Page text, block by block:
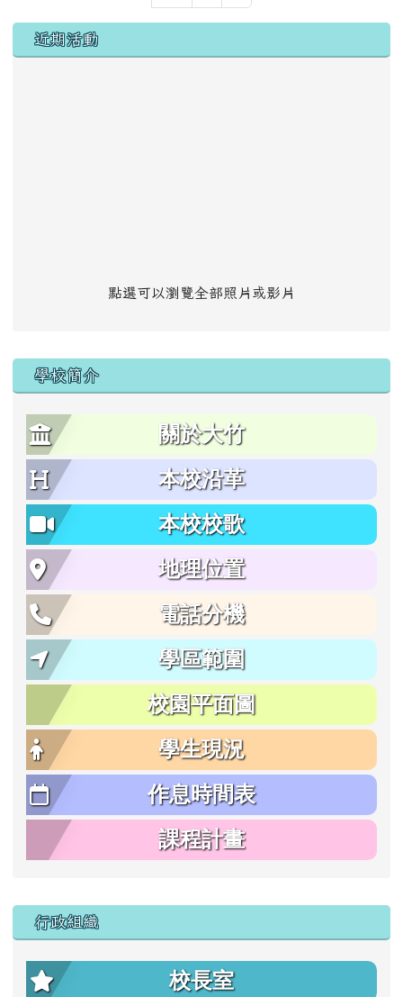
左邊區域內容
近期活動
點選可以瀏覽全部照片或影片
學校簡介
關於大竹
本校沿革
本校校歌
地理位置
電話分機
學區範圍
校園平面圖
學生現況
作息時間表
課程計畫
行政組織
校長室